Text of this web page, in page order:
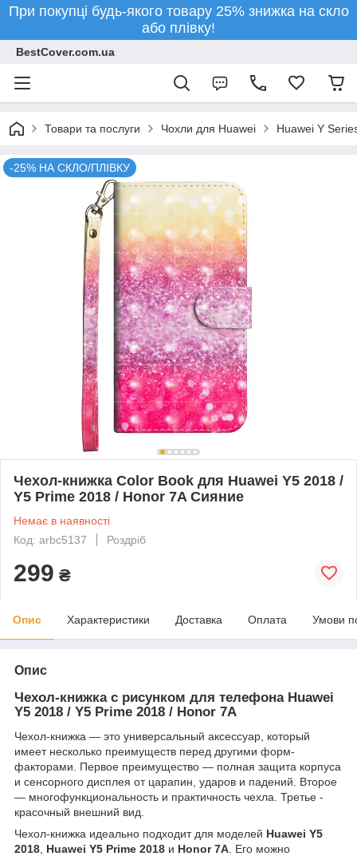
При покупці будь-якого товару 25% знижка на скло
або плівку!
BestCover.com.ua
Товари та послуги Чохли для Huawei Huawei Y
-25% НА СКЛО/ПЛІВКУ
Чехол-книжка Color Book для Huawei Y5 2018 /
Y5 Prime 2018 / Honor 7A Сияние
Немає в наявності
Код: arbc5137
Роздріб
299 ₴
Опис Характеристики Доставка Оплата Умови
Опис
Чехол-книжка с рисунком для телефона Huawei
Y5 2018 / Y5 Prime 2018 / Honor 7A
Чехол-книжка ― это универсальный аксессуар, который
имеет несколько преимуществ перед другими форм-
факторами. Первое преимущество ― полная защита корпуса
и сенсорного дисплея от царапин, ударов и падений. Второе
― многофункциональность и практичность чехла. Третье -
красочный внешний вид.
Чехол-книжка идеально подходит для моделей Huawei Y5
2018 Huawei Y5 Prime 2018 и Honor 7A . Его можно